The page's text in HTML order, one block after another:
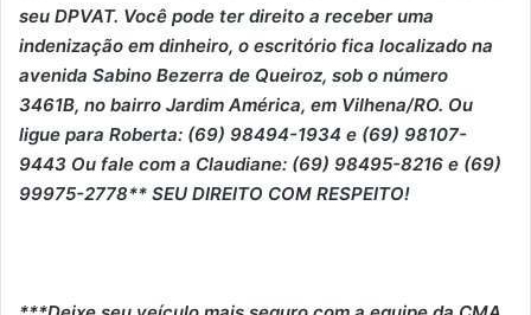
seu DPVAT. Você pode ter direito a receber uma
indenização em dinheiro, o escritório fica localizado na
avenida Sabino Bezerra de Queiroz, sob o número
3461B, no bairro Jardim América, em Vilhena/RO. Ou
ligue para Roberta: (69) 98494-1934 e (69) 98107-
9443 Ou fale com a Claudiane: (69) 98495-8216 e (69)
99975-2778** SEU DIREITO COM RESPEITO!